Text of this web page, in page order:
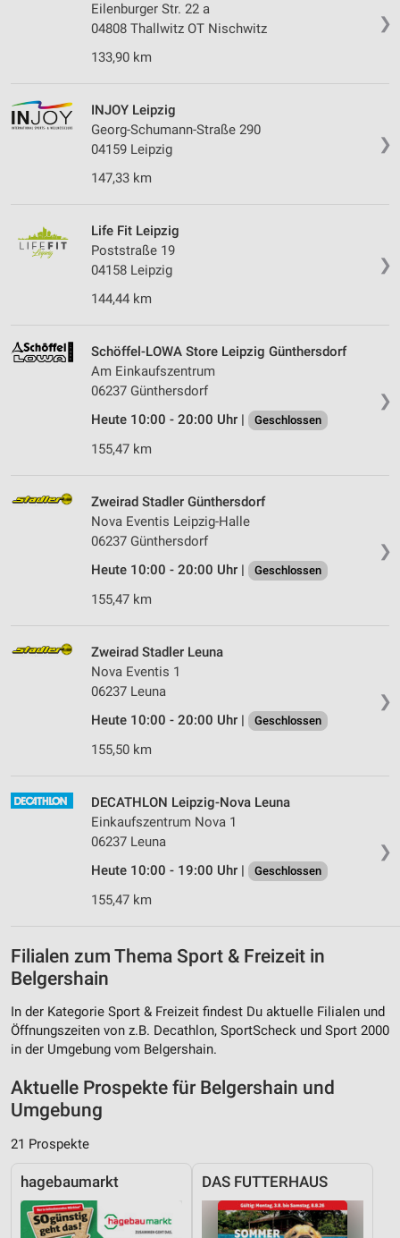
❯
Eilenburger Str. 22 a
04808 Thallwitz OT Nischwitz
133,90 km
❯
INJOY Leipzig
Georg-Schumann-Straße 290
04159 Leipzig
147,33 km
❯
Life Fit Leipzig
Poststraße 19
04158 Leipzig
144,44 km
❯
Schöffel-LOWA Store Leipzig Günthersdorf
Am Einkaufszentrum
06237 Günthersdorf
Heute 10:00 - 20:00 Uhr |
Geschlossen
155,47 km
❯
Zweirad Stadler Günthersdorf
Nova Eventis Leipzig-Halle
06237 Günthersdorf
Heute 10:00 - 20:00 Uhr |
Geschlossen
155,47 km
❯
Zweirad Stadler Leuna
Nova Eventis 1
06237 Leuna
Heute 10:00 - 20:00 Uhr |
Geschlossen
155,50 km
❯
DECATHLON Leipzig-Nova Leuna
Einkaufszentrum Nova 1
06237 Leuna
Heute 10:00 - 19:00 Uhr |
Geschlossen
155,47 km
Filialen zum Thema Sport & Freizeit in
Belgershain
In der Kategorie Sport & Freizeit findest Du aktuelle Filialen und
Öffnungszeiten von z.B. Decathlon, SportScheck und Sport 2000
in der Umgebung vom Belgershain.
Aktuelle Prospekte für Belgershain und
Umgebung
21 Prospekte
hagebaumarkt DAS FUTTERHAUS